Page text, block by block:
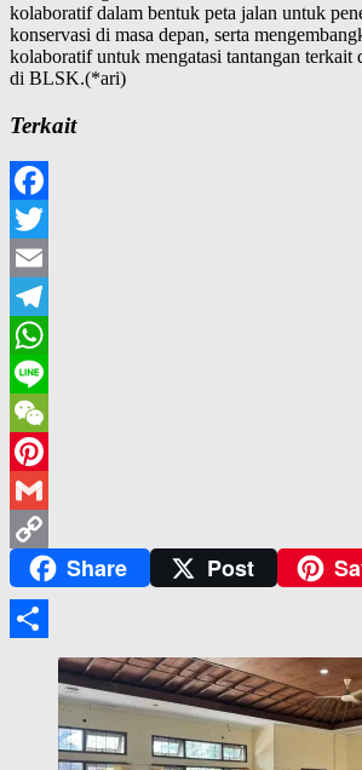
kolaboratif dalam bentuk peta jalan untuk
konservasi di masa depan, serta
kolaboratif untuk mengatasi tantangan terkait
di BLSK.(*ari)
Terkait
Facebook
Twitter
Email
Telegram
WhatsApp
Line
WeChat
Pinterest
Gmail
Copy
Link
Share Post